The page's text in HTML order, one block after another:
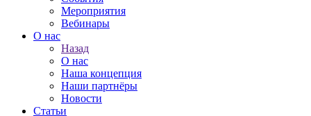
Мероприятия
Вебинары
О нас
Назад
О нас
Наша концепция
Наши партнёры
Новости
Статьи